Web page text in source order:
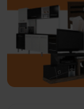
Brasil
Brumado